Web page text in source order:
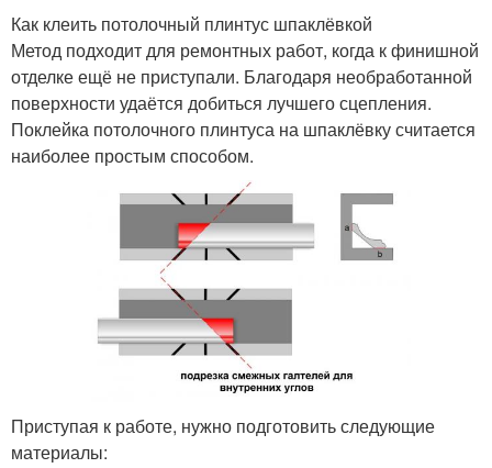
Как клеить потолочный плинтус шпаклёвкой
Метод подходит для ремонтных работ, когда к финишной
отделке ещё не приступали. Благодаря необработанной
поверхности удаётся добиться лучшего сцепления.
Поклейка потолочного плинтуса на шпаклёвку считается
наиболее простым способом.
Приступая к работе, нужно подготовить следующие
материалы: